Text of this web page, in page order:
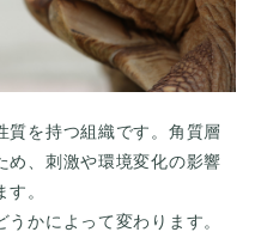
質を持つ組織です。角質層
め、刺激や環境変化の影響
。
かによって変わります。